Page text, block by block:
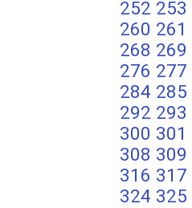
252 253
260 261
268 269
276 277
284 285
292 293
300 301
308 309
316 317
324 325